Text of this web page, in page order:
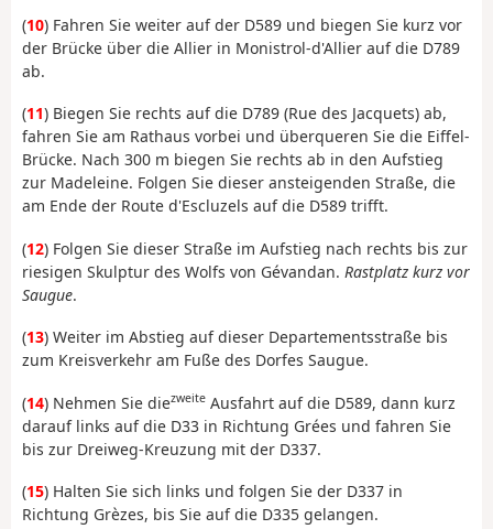
(10) Fahren Sie weiter auf der D589 und biegen Sie kurz vor
der Brücke über die Allier in Monistrol-d'Allier auf die D789
ab.
(11) Biegen Sie rechts auf die D789 (Rue des Jacquets) ab,
fahren Sie am Rathaus vorbei und überqueren Sie die Eiffel-
Brücke. Nach 300 m biegen Sie rechts ab in den Aufstieg
zur Madeleine. Folgen Sie dieser ansteigenden Straße, die
am Ende der Route d'Escluzels auf die D589 trifft.
(12) Folgen Sie dieser Straße im Aufstieg nach rechts bis zur
riesigen Skulptur des Wolfs von Gévandan. Rastplatz kurz vor
Saugue.
(13) Weiter im Abstieg auf dieser Departementsstraße bis
zum Kreisverkehr am Fuße des Dorfes Saugue.
(14) Nehmen Sie diezweite Ausfahrt auf die D589, dann kurz
darauf links auf die D33 in Richtung Grées und fahren Sie
bis zur Dreiweg-Kreuzung mit der D337.
(15) Halten Sie sich links und folgen Sie der D337 in
Richtung Grèzes, bis Sie auf die D335 gelangen.